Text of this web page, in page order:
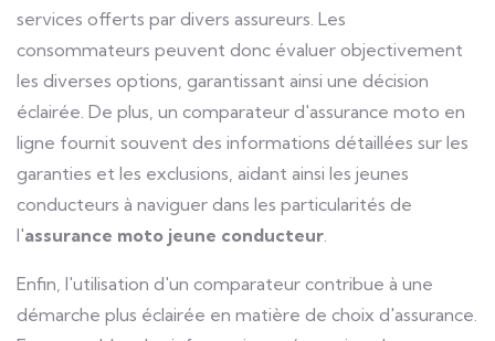
services offerts par divers assureurs. Les
consommateurs peuvent donc évaluer objectivement
les diverses options, garantissant ainsi une décision
éclairée. De plus, un comparateur d'assurance moto en
ligne fournit souvent des informations détaillées sur les
garanties et les exclusions, aidant ainsi les jeunes
conducteurs à naviguer dans les particularités de
l'assurance moto jeune conducteur.
Enfin, l'utilisation d'un comparateur contribue à une
démarche plus éclairée en matière de choix d'assurance.